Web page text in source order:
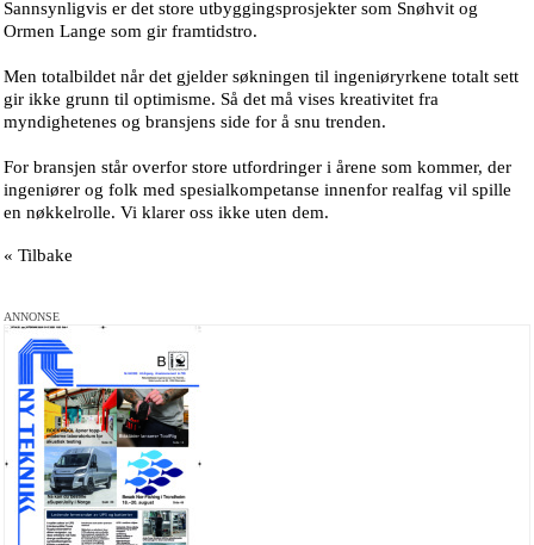
Sannsynligvis er det store utbyggingsprosjekter som Snøhvit og
Ormen Lange som gir framtidstro.
Men totalbildet når det gjelder søkningen til ingeniøryrkene totalt sett
gir ikke grunn til optimisme. Så det må vises kreativitet fra
myndighetenes og bransjens side for å snu trenden.
For bransjen står overfor store utfordringer i årene som kommer, der
ingeniører og folk med spesialkompetanse innenfor realfag vil spille
en nøkkelrolle. Vi klarer oss ikke uten dem.
« Tilbake
ANNONSE